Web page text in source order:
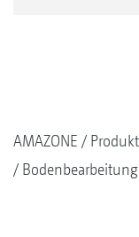
AMAZONE
Bodenbearbeitung